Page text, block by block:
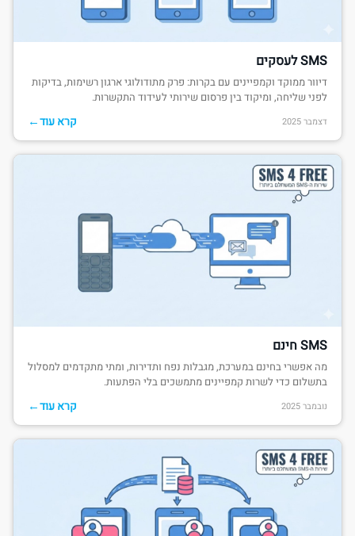
SMS לעסקים
דיוור ממוקד וקמפיינים עם בקרות: פרק מתודולוגי ארגון רשימות, בדיקות
לפני שליחה, ומיקוד בין פרסום שירותי לעידוד התקשרות.
דצמבר 2025 קרא עוד←
SMS חינם
מה אפשרי בחינם במערכת, מגבלות נפח ותדירות, ומתי מתקדמים למסלול
בתשלום כדי לשרות קמפיינים מתמשכים בלי הפתעות.
נובמבר 2025 קרא עוד←